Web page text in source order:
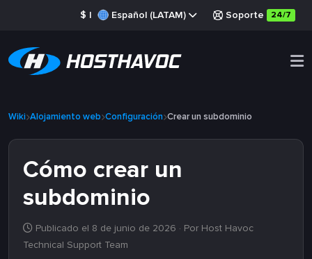
$ | Español (LATAM) Soporte 24/7
Wiki Alojamiento web Configuración Crear un subdominio
Cómo crear un
subdominio
Publicado el 8 de junio de 2026 · Por Host Havoc
Technical Support Team